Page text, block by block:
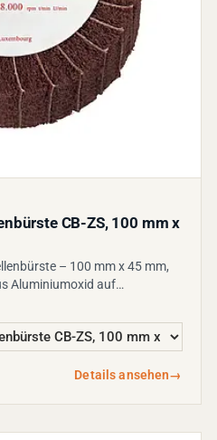
CB-ZS, 100 mm x
– 100 mm x 45 mm,
Aluminiumoxid auf…
Details ansehen→